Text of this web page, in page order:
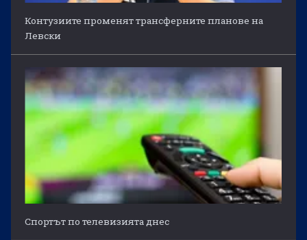
Контузиите променят трансферните планове на
Левски
Спортът по телевизията днес